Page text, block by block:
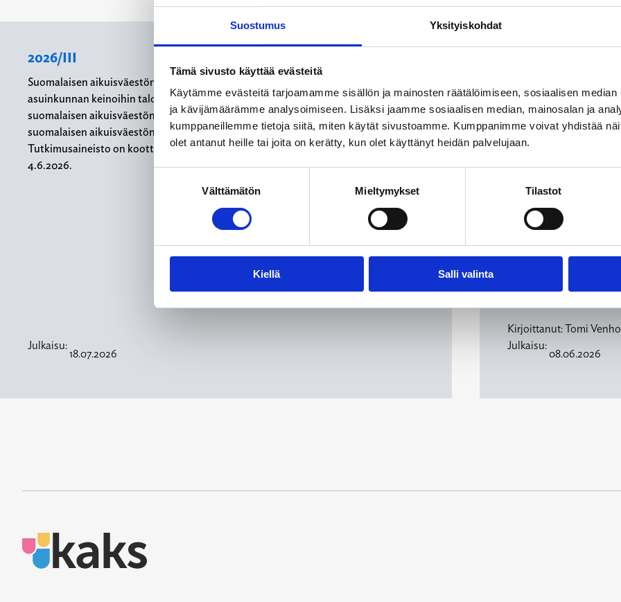
Suostumus Yksityiskohdat
Tämä sivusto käyttää evästeitä
Käytämme evästeitä tarjoamamme sisällön ja mainosten räätälöimiseen, sosiaalisen
ja kävijämäärämme analysoimiseen. Lisäksi jaamme sosiaalisen median, mainosalan ja
kumppaneillemme tietoja siitä, miten käytät sivustoamme. Kumppanimme voivat yhdistää
olet antanut heille tai joita on kerätty, kun olet käyttänyt heidän palvelujaan.
Välttämätön Mieltymykset Tilastot
Kiellä Salli valinta
2026/III
Suomalaisen aikuisväestön suhtautuminen oman
asuinkunnan keinoihin talouden pohjan vahvistamiseksi,
suomalaisen aikuisväestön näkemykset verotuksesta,
suomalaisen aikuisväestön suhtautuminen yritystukiin
Tutkimusaineisto on koottu Gallup Kanavalla 1.6.–
4.6.2026.
Julkaisu:
18.07.2026
hyvinvointialueilla
Kirja kartoittaa 2020-
terveyspalvelu-
järjestötoiminnan
suomalaisen
puolueiden
tukea on jaettu? Miten
miten ne palvelevat
Tutkimus tukeutuu
Kirjoittanut:Tomi Venho
Julkaisu:
08.06.2026